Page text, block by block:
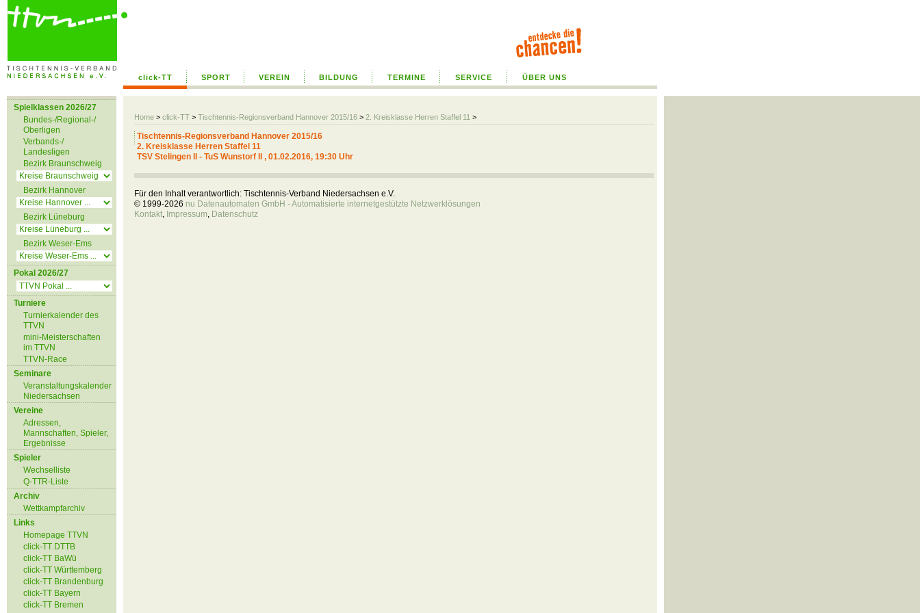
click-TT SPORT VEREIN BILDUNG TERMINE SERVICE ÜBER UNS
Home > click-TT > Tischtennis-Regionsverband Hannover 2015/16 > 2. Kreisklasse Herren Staffel 11 >
Spielklassen 2026/27
Bundes-/Regional-/
Oberligen
Verbands-/
Landesligen
Bezirk Braunschweig
Bezirk Hannover
Bezirk Lüneburg
Bezirk Weser-Ems
Pokal 2026/27
Turniere
Turnierkalender des
TTVN
mini-Meisterschaften
im TTVN
TTVN-Race
Seminare
Veranstaltungskalender
Niedersachsen
Vereine
Adressen,
Mannschaften, Spieler,
Ergebnisse
Spieler
Wechselliste
Q-TTR-Liste
Archiv
Wettkampfarchiv
Links
Homepage TTVN
click-TT DTTB
click-TT BaWü
click-TT Württemberg
click-TT Brandenburg
click-TT Bayern
click-TT Bremen
Tischtennis-Regionsverband Hannover 2015/16
2. Kreisklasse Herren Staffel 11
TSV Stelingen II - TuS Wunstorf II , 01.02.2016, 19:30 Uhr
Für den Inhalt verantwortlich: Tischtennis-Verband Niedersachsen e.V.
© 1999-2026 nu Datenautomaten GmbH - Automatisierte internetgestützte Netzwerklösungen
Kontakt, Impressum, Datenschutz